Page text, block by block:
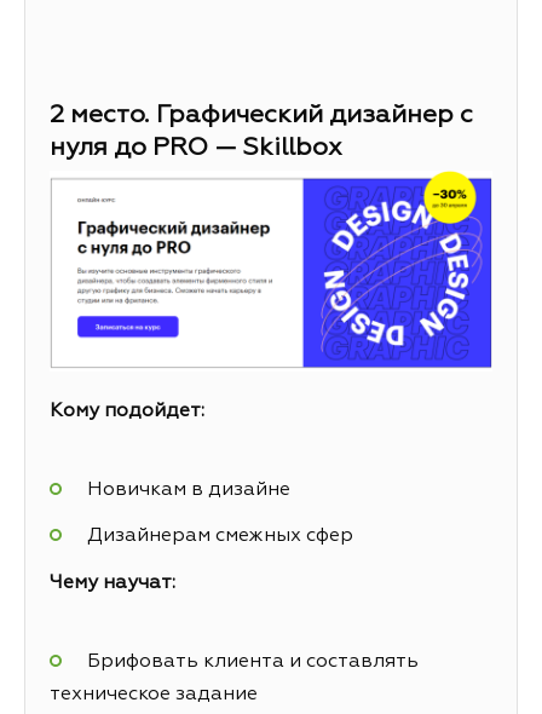
2 место. Графический дизайнер с
нуля до PRO — Skillbox
Кому подойдет:
Новичкам в дизайне
Дизайнерам смежных сфер
Чему научат:
Брифовать клиента и составлять
техническое задание